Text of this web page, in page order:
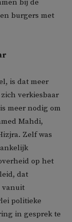
bij de
burgers met
is dat meer
verkiesbaar
meer nodig om
Mahdi,
Zelf was
op het
dat
vanuit
politieke
in gesprek te